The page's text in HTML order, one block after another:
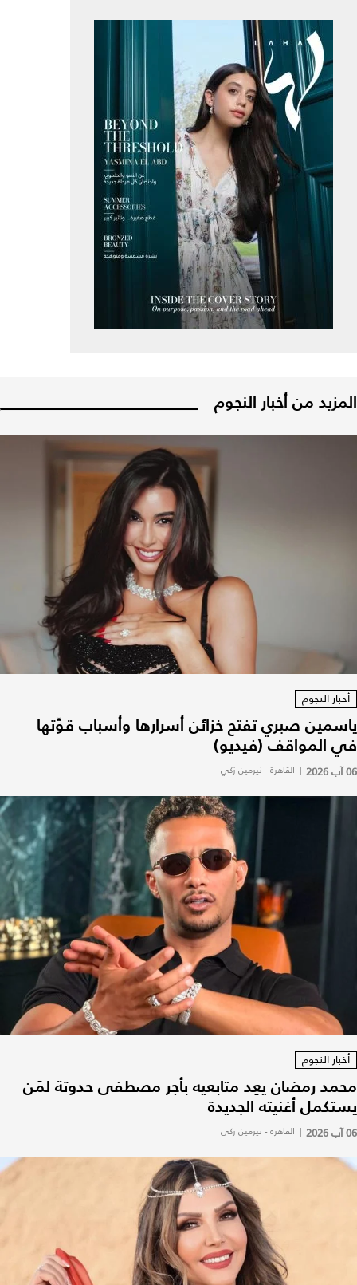
المزيد من أخبار النجوم
أخبار النجوم
ياسمين صبري تفتح خزائن أسرارها وأسباب قوّتها
في المواقف (فيديو)
06 آب 2026 | القاهرة - نيرمين زكي
أخبار النجوم
محمد رمضان يعِد متابعيه بأجر مصطفى حدوتة لمَن
يستكمل أغنيته الجديدة
06 آب 2026 | القاهرة - نيرمين زكي